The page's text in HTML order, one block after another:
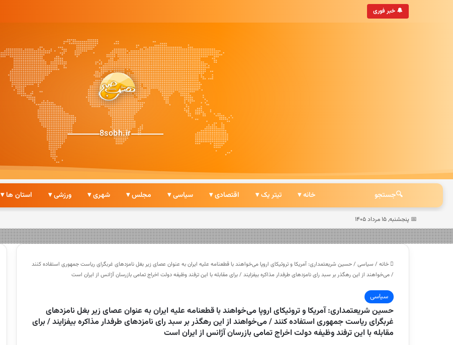
🔔 خبر فوری
8sobh.ir
🔍جستجو خانه ▾ تیتر یک ▾ اقتصادی ▾ سیاسی ▾ مجلس ▾ شهری ▾ ورزشی ▾ استان ها ▾
📅 پنجشنبه, ۱۵ مرداد ۱۴۰۵
خانه / سیاسی /حسین شریعتمداری: آمریکا و تروئیکای اروپا می‌خواهند با قطعنامه علیه ایران به عنوان عصای زیر بغل نامزد‌های غربگرای ریاست جمهوری استفاده کنند
/ می‌خواهند از این رهگذر بر سبد رای نامزد‌های طرفدار مذاکره بیفزایند / برای مقابله با این ترفند وظیفه دولت اخراج تمامی بازرسان آژانس از ایران است
سیاسی
حسین شریعتمداری: آمریکا و تروئیکای اروپا می‌خواهند با قطعنامه علیه ایران به عنوان عصای زیر بغل نامزد‌های
غربگرای ریاست جمهوری استفاده کنند / می‌خواهند از این رهگذر بر سبد رای نامزد‌های طرفدار مذاکره بیفزایند / برای
مقابله با این ترفند وظیفه دولت اخراج تمامی بازرسان آژانس از ایران است